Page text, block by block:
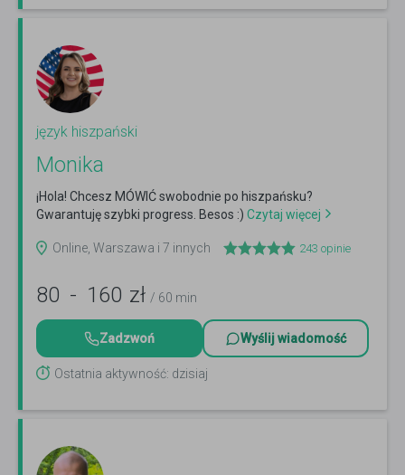
język hiszpański
Monika
¡Hola! Chcesz MÓWIĆ swobodnie po hiszpańsku?
Gwarantuję szybki progress. Besos :) Czytaj więcej
Online, Warszawa i 7 innych 243 opinie
80 - 160 zł / 60 min
Zadzwoń Wyślij wiadomość
Ostatnia aktywność: dzisiaj